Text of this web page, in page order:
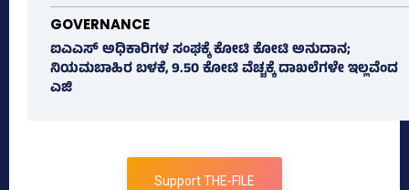
GOVERNANCE
ಐಎಎಸ್‌ ಅಧಿಕಾರಿಗಳ ಸಂಘಕ್ಕೆ ಕೋಟಿ ಕೋಟಿ ಅನುದಾನ;
ನಿಯಮಬಾಹಿರ ಬಳಕೆ, 9.50 ಕೋಟಿ ವೆಚ್ಚಕ್ಕೆ ದಾಖಲೆಗಳೇ ಇಲ್ಲವೆಂದ
ಎಜಿ
Support THE-FILE